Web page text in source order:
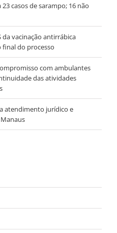
casos de sarampo; 16 não
da vacinação antirrábica
final do processo
com ambulantes
das atividades
atendimento jurídico e